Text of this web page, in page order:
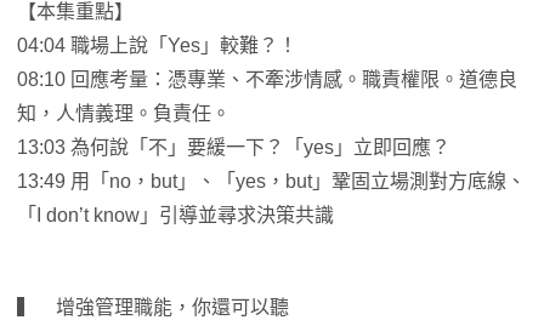
【本集重點】
04:04 職場上說「Yes」較難？！
08:10 回應考量：憑專業、不牽涉情感。職責權限。道德良
知，人情義理。負責任。
13:03 為何說「不」要緩一下？「yes」立即回應？
13:49 用「no，but」、「yes，but」鞏固立場測對方底線、
「I don’t know」引導並尋求決策共識
▍ 增強管理職能，你還可以聽